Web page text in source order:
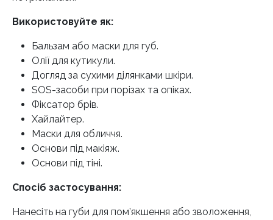
Використовуйте як:
Бальзам або маски для губ.
Олії для кутикули.
Догляд за сухими ділянками шкіри.
SOS-засоби при порізах та опіках.
Фіксатор брів.
Хайлайтер.
Маски для обличчя.
Основи під макіяж.
Основи під тіні.
Спосіб застосування:
Нанесіть на губи для пом’якшення або зволоження,